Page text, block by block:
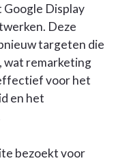
Google Display
Deze
targeten die
wat remarketing
voor het
en het
bezoekt voor